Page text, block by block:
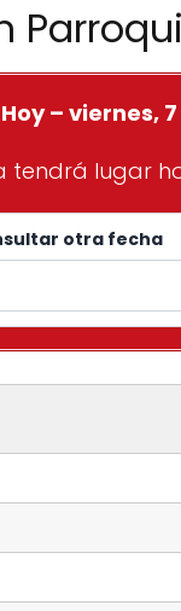
– viernes,
lugar
otra fecha